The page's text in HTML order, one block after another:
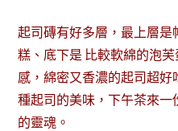
起司磚有好多層，最上層
糕、底下是 比較軟綿的泡
感，綿密又香濃的起司超
種起司的美味，下午茶來
的靈魂。